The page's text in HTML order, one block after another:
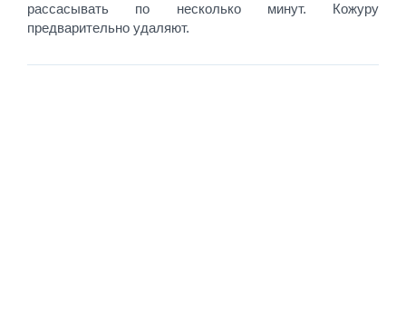
рассасывать по несколько минут. Кожуру
предварительно удаляют.